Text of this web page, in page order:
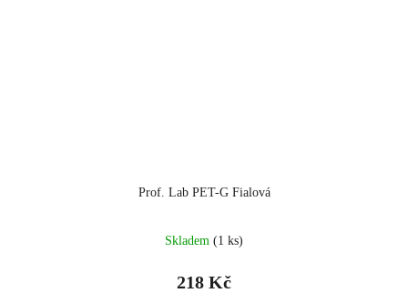
Prof. Lab PET-G Fialová
Skladem (1 ks)
218 Kč